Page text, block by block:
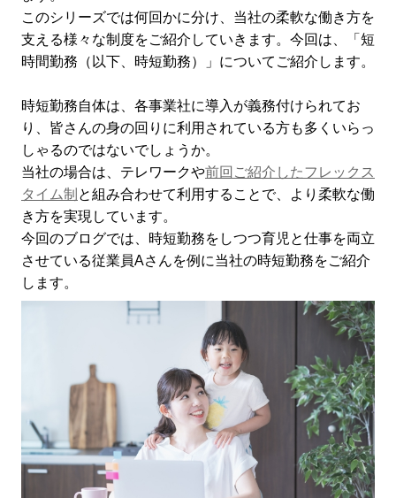
このシリーズでは何回かに分け、当社の柔軟な働き方を
支える様々な制度をご紹介していきます。今回は、「短
時間勤務（以下、時短勤務）」についてご紹介します。
時短勤務自体は、各事業社に導入が義務付けられてお
り、皆さんの身の回りに利用されている方も多くいらっ
しゃるのではないでしょうか。
当社の場合は、テレワークや前回ご紹介したフレックス
タイム制 と組み合わせて利用することで、より柔軟な働
き方を実現しています。
今回のブログでは、時短勤務をしつつ育児と仕事を両立
させている従業員Aさんを例に当社の時短勤務をご紹介
します。